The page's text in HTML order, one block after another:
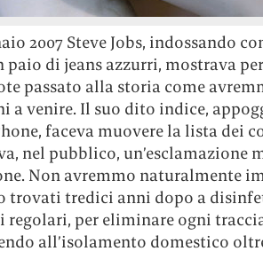
2007 Steve Jobs, indossando
paio di jeans azzurri, mostrava
passato alla storia come
a venire. Il suo dito indice,
faceva muovere la lista dei
nel pubblico, un’esclamazione
Non avremmo naturalmente
trovati tredici anni dopo a
per eliminare ogni
all’isolamento domestico